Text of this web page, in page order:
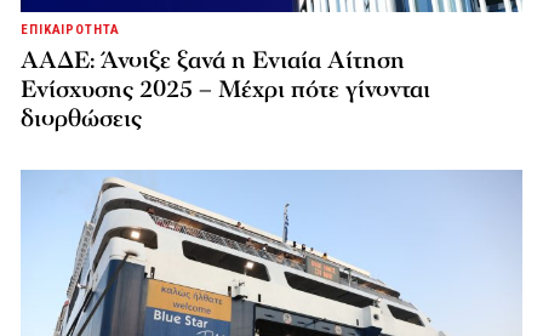
ΕΠΙΚΑΙΡΟΤΗΤΑ
ΑΑΔΕ: Άνοιξε ξανά η Ενιαία Αίτηση
Ενίσχυσης 2025 – Μέχρι πότε γίνονται
διορθώσεις